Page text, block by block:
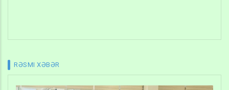
RƏSMI XƏBƏR